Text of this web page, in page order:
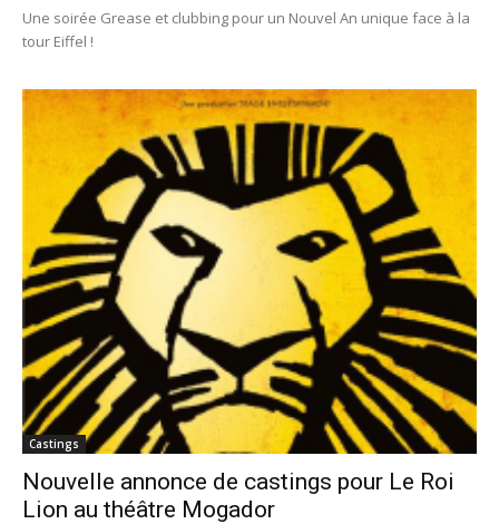
Une soirée Grease et clubbing pour un Nouvel An unique face à la
tour Eiffel !
Castings
Nouvelle annonce de castings pour Le Roi
Lion au théâtre Mogador